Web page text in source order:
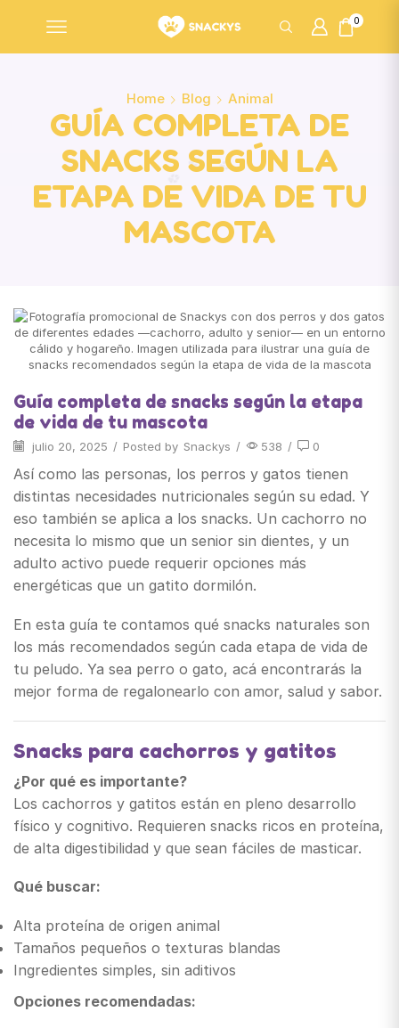
0
Home Blog Animal
GUÍA COMPLETA DE
SNACKS SEGÚN LA
ETAPA DE VIDA DE TU
MASCOTA
Guía completa de snacks según la etapa
de vida de tu mascota
julio 20, 2025 / Posted by Snackys / 538 / 0
Así como las personas, los perros y gatos tienen
distintas necesidades nutricionales según su edad. Y
eso también se aplica a los snacks. Un cachorro no
necesita lo mismo que un senior sin dientes, y un
adulto activo puede requerir opciones más
energéticas que un gatito dormilón.
En esta guía te contamos qué snacks naturales son
los más recomendados según cada etapa de vida de
tu peludo. Ya sea perro o gato, acá encontrarás la
mejor forma de regalonearlo con amor, salud y sabor.
Snacks para cachorros y gatitos
¿Por qué es importante?
Los cachorros y gatitos están en pleno desarrollo
físico y cognitivo. Requieren snacks ricos en proteína,
de alta digestibilidad y que sean fáciles de masticar.
Qué buscar:
Alta proteína de origen animal
Tamaños pequeños o texturas blandas
Ingredientes simples, sin aditivos
Opciones recomendadas: